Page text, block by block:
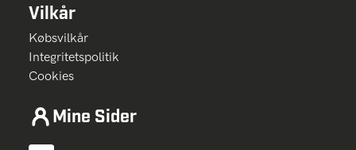
Vilkår
Købsvilkår
Integritetspolitik
Cookies
Mine Sider